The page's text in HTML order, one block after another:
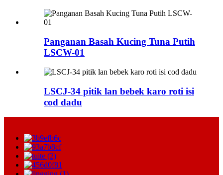
Panganan Basah Kucing Tuna Putih
LSCW-01
LSCJ-34 pitik lan bebek karo roti isi
cod dadu